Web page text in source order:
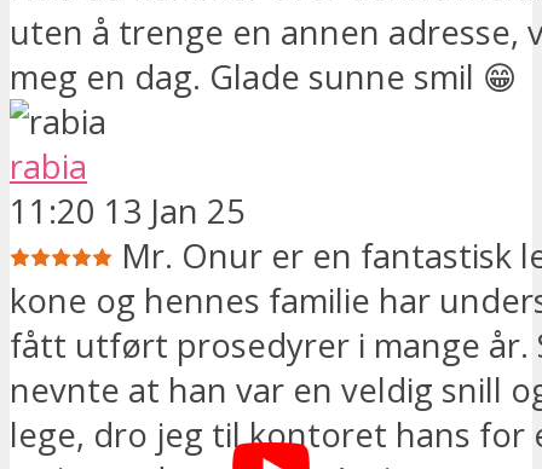
uten å trenge en annen adresse,
meg en dag. Glade sunne smil 😁
rabia
11:20 13 Jan 25
Mr. Onur er en fantastisk
kone og hennes familie har
fått utført prosedyrer i mange år.
nevnte at han var en veldig snill
lege, dro jeg til kontoret hans for